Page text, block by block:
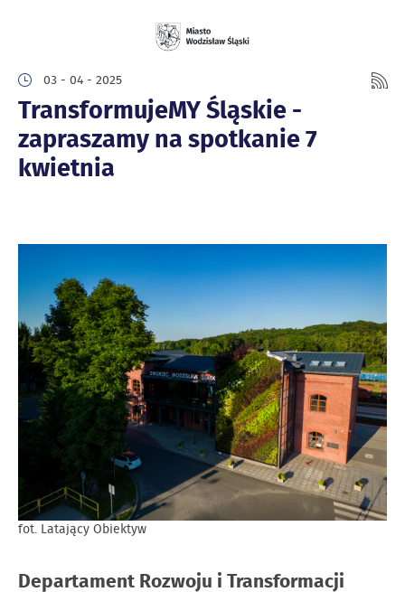
03 - 04 - 2025
TransformujeMY Śląskie -
zapraszamy na spotkanie 7
kwietnia
fot. Latający Obiektyw
Departament Rozwoju i Transformacji